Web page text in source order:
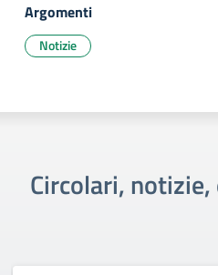
Argomenti
Notizie
Circolari,